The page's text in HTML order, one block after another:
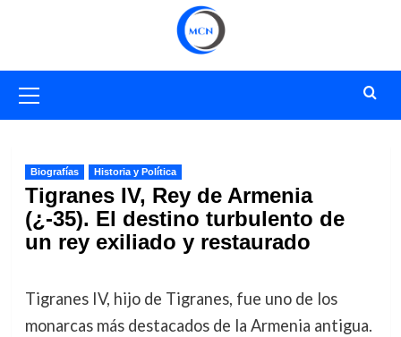
primario
Biografías Historia y Política
Tigranes IV, Rey de Armenia
(¿-35). El destino turbulento de
un rey exiliado y restaurado
Tigranes IV, hijo de Tigranes, fue uno de los
monarcas más destacados de la Armenia antigua.